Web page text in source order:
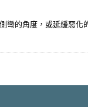
的角度，或延緩惡